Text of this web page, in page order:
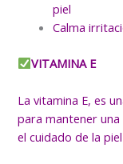
piel
Calma
VITAMINA E
La vitamina E, es
para mantener
el cuidado de la